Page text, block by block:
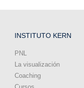
INSTITUTO KERN
PNL
La visualización
Coaching